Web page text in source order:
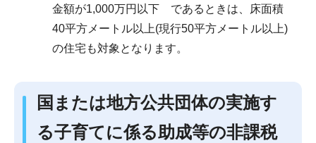
金額が1,000万円以下 であるときは、床面積
40平方メートル以上(現行50平方メートル以上)
の住宅も対象となります。
国または地方公共団体の実施す
る子育てに係る助成等の非課税